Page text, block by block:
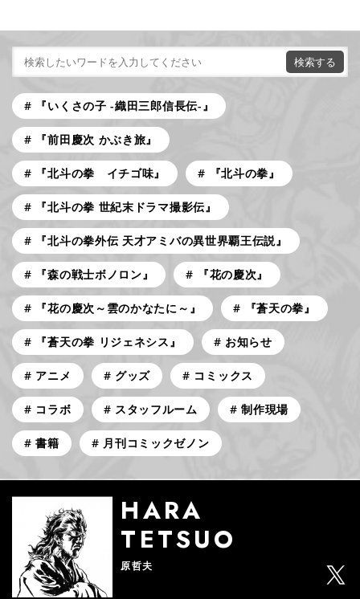
『いくさの子 -織田三郎信長伝-』
『前田慶次 かぶき旅』
『北斗の拳 イチゴ味』 『北斗の拳』
『北斗の拳 世紀末ドラマ撮影伝』
『北斗の拳外伝 天才アミバの異世界覇王伝説』
『森の戦士ボノロン』 『花の慶次』
『花の慶次～雲のかなたに～』 『蒼天の拳』
『蒼天の拳 リジェネシス』 お知らせ
アニメ グッズ コミックス
コラボ スタッフルーム 制作現場
書籍 月刊コミックゼノン
HARA
TETSUO
原哲夫